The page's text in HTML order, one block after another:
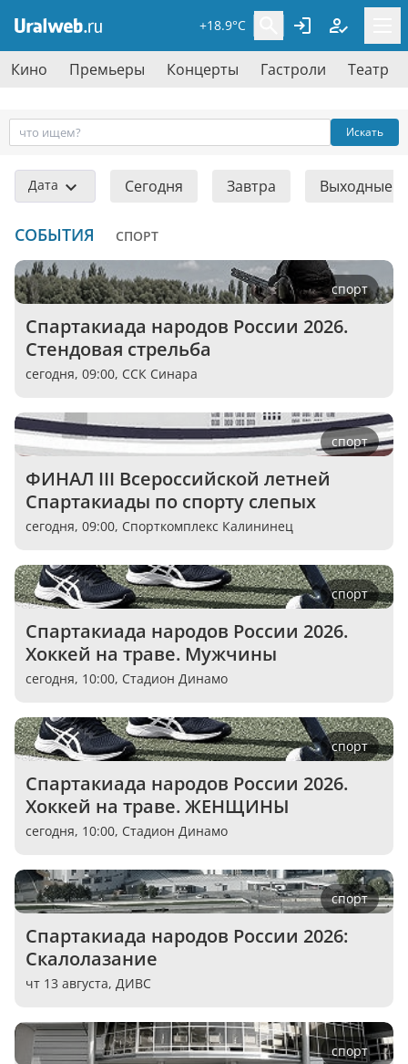
+18.9°C
Кино Премьеры Концерты Гастроли Театр
Искать
Дата Сегодня Завтра Выходные
СОБЫТИЯ СПОРТ
спорт
Спартакиада народов России 2026.
Стендовая стрельба
сегодня, 09:00, ССК Синара
спорт
ФИНАЛ III Всероссийской летней
Спартакиады по спорту слепых
сегодня, 09:00, Спорткомплекс Калининец
спорт
Спартакиада народов России 2026.
Хоккей на траве. Мужчины
сегодня, 10:00, Стадион Динамо
спорт
Спартакиада народов России 2026.
Хоккей на траве. ЖЕНЩИНЫ
сегодня, 10:00, Стадион Динамо
спорт
Спартакиада народов России 2026:
Скалолазание
чт 13 августа, ДИВС
спорт